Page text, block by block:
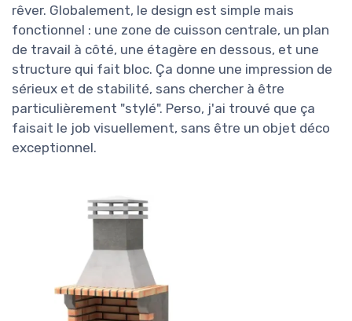
rêver. Globalement, le design est simple mais
fonctionnel : une zone de cuisson centrale, un plan
de travail à côté, une étagère en dessous, et une
structure qui fait bloc. Ça donne une impression de
sérieux et de stabilité, sans chercher à être
particulièrement "stylé". Perso, j'ai trouvé que ça
faisait le job visuellement, sans être un objet déco
exceptionnel.